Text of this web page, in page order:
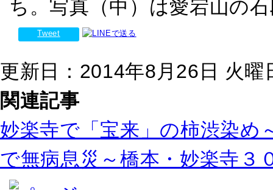
ち。写真（中）は愛宕山の
Tweet
更新日：2014年8月26日 火曜
関連記事
妙楽寺で「宝来」の柿渋染め
で無病息災～橋本・妙楽寺３